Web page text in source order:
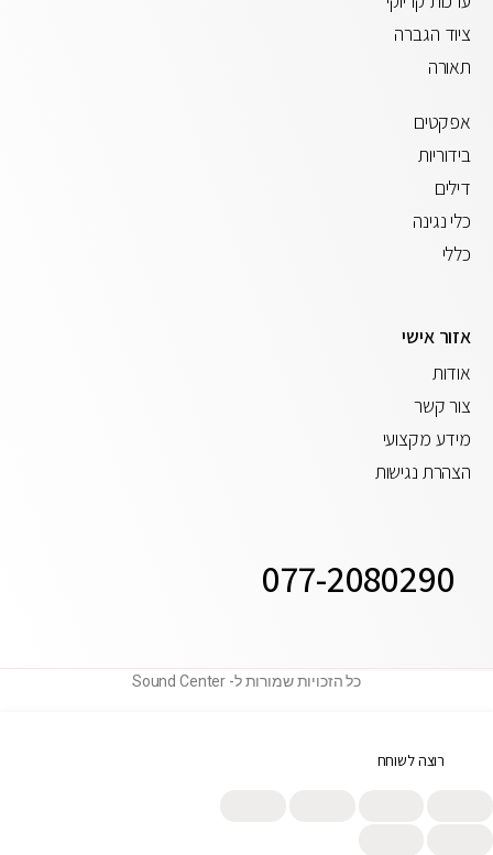
ציוד הגברה
תאורה
אפקטים
בידוריות
דילים
כלי נגינה
כללי
אזור אישי
אודות
צור קשר
מידע מקצועי
הצהרת נגישות
077-2080290
כל הזכויות שמורות ל- Sound Center
רוצה לשוחח